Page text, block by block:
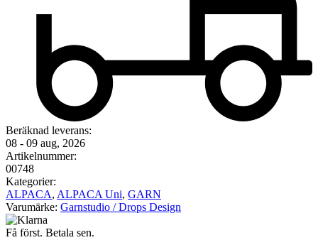
Beräknad leverans:
08 - 09 aug, 2026
Artikelnummer:
00748
Kategorier:
ALPACA, ALPACA Uni, GARN
Varumärke: Garnstudio / Drops Design
Få först. Betala sen.